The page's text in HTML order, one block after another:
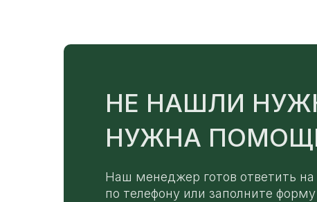
НЕ НАШЛИ
НУЖНА
Наш менеджер готов ответить
по телефону или заполните